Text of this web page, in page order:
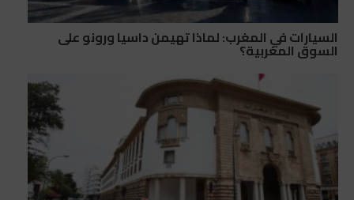
السيارات في المغرب: لماذا تهيمن داسيا ورونو على
السوق المغربية؟